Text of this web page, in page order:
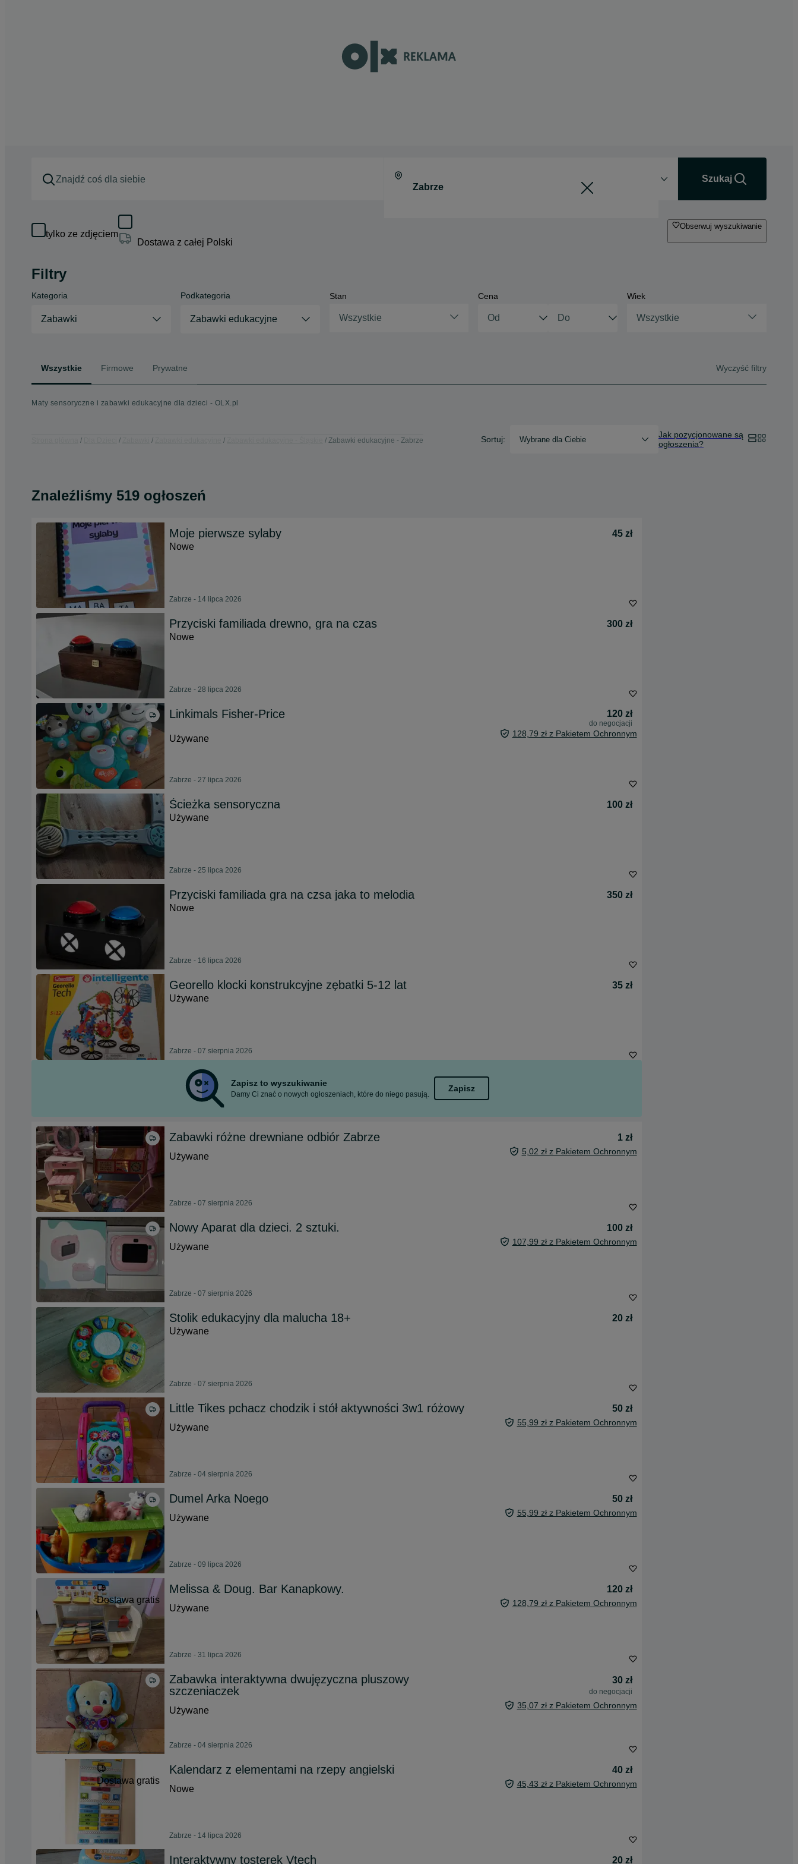
Szukaj
tylko ze zdjęciem
Dostawa z całej Polski
Obserwuj wyszukiwanie
Filtry
Kategoria
Zabawki
Podkategoria
Zabawki edukacyjne
Stan
Wszystkie
Cena Wiek
Wszystkie
Wszystkie Firmowe Prywatne Wyczyść filtry
Maty sensoryczne i zabawki edukacyjne dla dzieci - OLX.pl
Zabawki edukacyjne - Zabrze Sortuj: Wybrane dla Ciebie
Jak pozycjonowane są
ogłoszenia?
Znaleźliśmy 519 ogłoszeń
Moje pierwsze sylaby
45 zł
Nowe
Zabrze - 14 lipca 2026
Przyciski familiada drewno, gra na czas
300 zł
Nowe
Zabrze - 28 lipca 2026
Linkimals Fisher-Price 120 zł
do negocjacji
Używane 128,79 zł z Pakietem Ochronnym
Zabrze - 27 lipca 2026
Ścieżka sensoryczna
100 zł
Używane
Zabrze - 25 lipca 2026
Przyciski familiada gra na czsa jaka to melodia
350 zł
Nowe
Zabrze - 16 lipca 2026
Georello klocki konstrukcyjne zębatki 5-12 lat
35 zł
Używane
Zabrze - 07 sierpnia 2026
Zapisz to wyszukiwanie
Damy Ci znać o nowych ogłoszeniach, które do niego pasują.
Zapisz
Zabawki różne drewniane odbiór Zabrze
1 zł
Używane
5,02 zł z Pakietem Ochronnym
Zabrze - 07 sierpnia 2026
Nowy Aparat dla dzieci. 2 sztuki.
100 zł
Używane
107,99 zł z Pakietem Ochronnym
Zabrze - 07 sierpnia 2026
Stolik edukacyjny dla malucha 18+
20 zł
Używane
Zabrze - 07 sierpnia 2026
Little Tikes pchacz chodzik i stół aktywności 3w1 różowy
50 zł
Używane
55,99 zł z Pakietem Ochronnym
Zabrze - 04 sierpnia 2026
Dumel Arka Noego
50 zł
Używane
55,99 zł z Pakietem Ochronnym
Zabrze - 09 lipca 2026
Dostawa gratis
Melissa & Doug. Bar Kanapkowy.
120 zł
Używane
128,79 zł z Pakietem Ochronnym
Zabrze - 31 lipca 2026
Zabawka interaktywna dwujęzyczna pluszowy
szczeniaczek
30 zł
do negocjacji
Używane 35,07 zł z Pakietem Ochronnym
Zabrze - 04 sierpnia 2026
Dostawa gratis
Kalendarz z elementami na rzepy angielski
40 zł
Nowe
45,43 zł z Pakietem Ochronnym
Zabrze - 14 lipca 2026
Interaktywny tosterek Vtech 20 zł